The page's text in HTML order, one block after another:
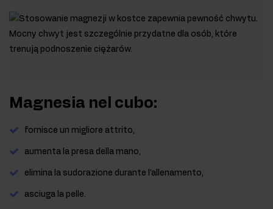
Magnesia nel cubo:
fornisce un migliore attrito,
aumenta la presa della mano,
elimina la sudorazione durante l'allenamento,
asciuga la pelle.